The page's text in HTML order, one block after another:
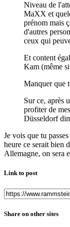
Niveau de
MaXX et
prénom mais
d'autres
ceux qui
Et content
Kam (même
Manquer que
Sur ce, après
profiter de
Düsseldorf
Je vois que tu
heure ce serait bien
Allemagne, on sera
Link to post
Share on other sites